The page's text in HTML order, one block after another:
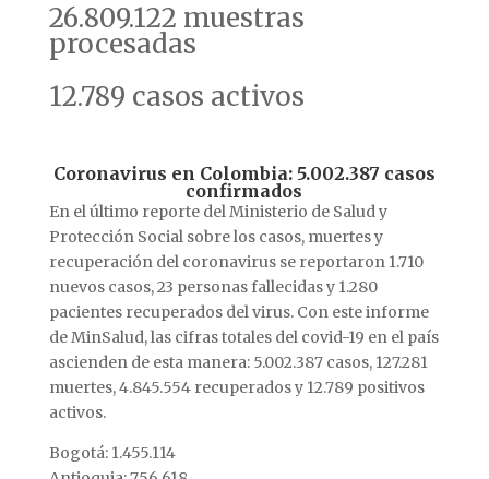
26.809.122 muestras
procesadas
12.789 casos activos
Coronavirus en Colombia: 5.002.387 casos
confirmados
En el último reporte del Ministerio de Salud y
Protección Social sobre los casos, muertes y
recuperación del coronavirus se reportaron 1.710
nuevos casos, 23 personas fallecidas y 1.280
pacientes recuperados del virus. Con este informe
de MinSalud, las cifras totales del covid-19 en el país
ascienden de esta manera: 5.002.387 casos, 127.281
muertes, 4.845.554 recuperados y 12.789 positivos
activos.
Bogotá: 1.455.114